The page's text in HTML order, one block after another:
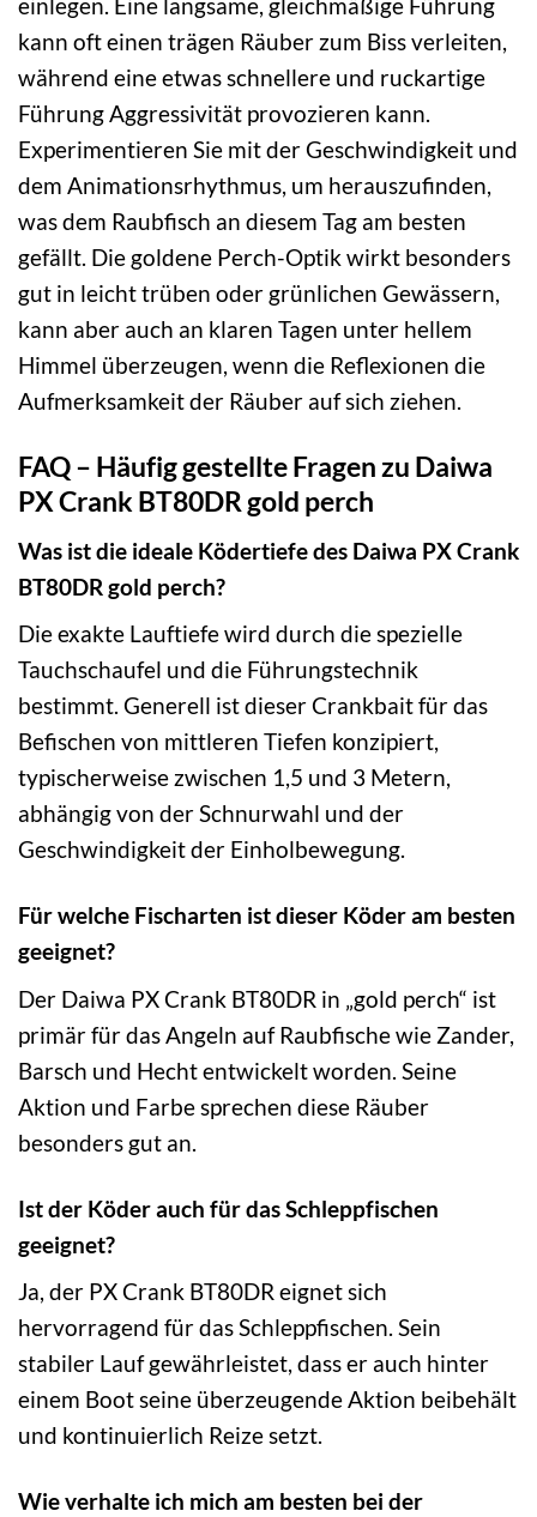
einlegen. Eine langsame, gleichmäßige Führung
kann oft einen trägen Räuber zum Biss verleiten,
während eine etwas schnellere und ruckartige
Führung Aggressivität provozieren kann.
Experimentieren Sie mit der Geschwindigkeit und
dem Animationsrhythmus, um herauszufinden,
was dem Raubfisch an diesem Tag am besten
gefällt. Die goldene Perch-Optik wirkt besonders
gut in leicht trüben oder grünlichen Gewässern,
kann aber auch an klaren Tagen unter hellem
Himmel überzeugen, wenn die Reflexionen die
Aufmerksamkeit der Räuber auf sich ziehen.
FAQ – Häufig gestellte Fragen zu Daiwa
PX Crank BT80DR gold perch
Was ist die ideale Ködertiefe des Daiwa PX Crank
BT80DR gold perch?
Die exakte Lauftiefe wird durch die spezielle
Tauchschaufel und die Führungstechnik
bestimmt. Generell ist dieser Crankbait für das
Befischen von mittleren Tiefen konzipiert,
typischerweise zwischen 1,5 und 3 Metern,
abhängig von der Schnurwahl und der
Geschwindigkeit der Einholbewegung.
Für welche Fischarten ist dieser Köder am besten
geeignet?
Der Daiwa PX Crank BT80DR in „gold perch“ ist
primär für das Angeln auf Raubfische wie Zander,
Barsch und Hecht entwickelt worden. Seine
Aktion und Farbe sprechen diese Räuber
besonders gut an.
Ist der Köder auch für das Schleppfischen
geeignet?
Ja, der PX Crank BT80DR eignet sich
hervorragend für das Schleppfischen. Sein
stabiler Lauf gewährleistet, dass er auch hinter
einem Boot seine überzeugende Aktion beibehält
und kontinuierlich Reize setzt.
Wie verhalte ich mich am besten bei der